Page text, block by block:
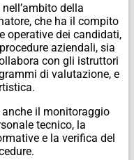
della
che ha il compito
operative dei candidati,
aziendali, sia
con gli istruttori
di valutazione, e
anche il monitoraggio
tecnico, la
e la verifica del